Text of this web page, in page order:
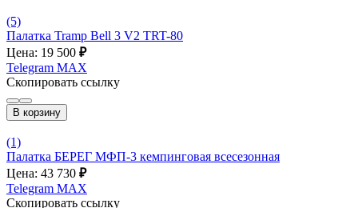
(5)
Палатка Tramp Bell 3 V2 TRT-80
Цена: 19 500 ₽
Telegram MAX
Скопировать ссылку
В корзину
(1)
Палатка БЕРЕГ МФП-3 кемпинговая всесезонная
Цена: 43 730 ₽
Telegram MAX
Скопировать ссылку